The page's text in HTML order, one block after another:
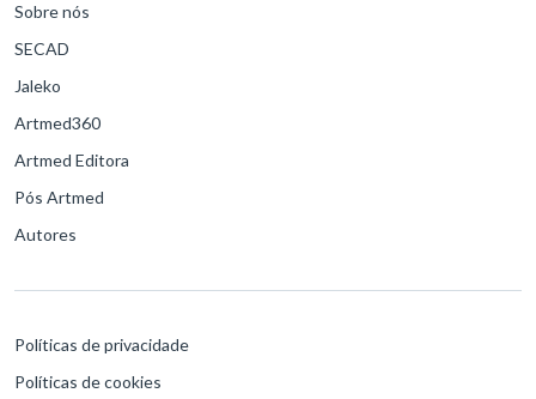
Sobre nós
SECAD
Jaleko
Artmed360
Artmed Editora
Pós Artmed
Autores
Políticas de privacidade
Políticas de cookies